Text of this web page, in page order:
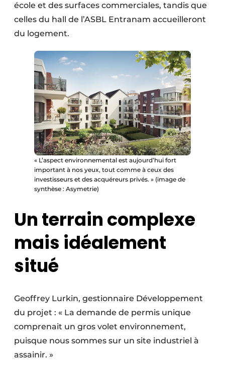
école et des surfaces commerciales, tandis que
celles du hall de l’ASBL Entranam accueilleront
du logement.
« L’aspect environnemental est aujourd’hui fort
important à nos yeux, tout comme à ceux des
investisseurs et des acquéreurs privés. » (image de
synthèse : Asymetrie)
Un terrain complexe
mais idéalement
situé
Geoffrey Lurkin, gestionnaire Développement
du projet : « La demande de permis unique
comprenait un gros volet environnement,
puisque nous sommes sur un site industriel à
assainir. »